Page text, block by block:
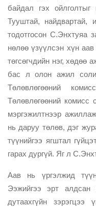
байдал гэх ойлголтыг
Тууштай, найдвартай,
тодотгосон С.Энхтуяа
нөлөө үзүүлсэн хүн
төгсөгчдийн нэг, хөдөө
бас л олон ажил
Төлөвлөгөөний
Төлөвлөгөөний комисс
мэргэжилтнээр
нь даруу төлөв, дэг
түүнийгээ ягштал
гарах дургүй. Яг л
Аав нь үргэлжид
Ээжийгээ эрт алдсан
дутаахгүйн зэрэгцээ